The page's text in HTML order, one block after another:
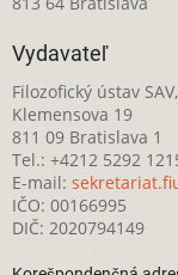
Vydavateľ
Filozofický ústav
Klemensova 19
811 09 Bratislava 1
Tel.: +4212 5292
E-mail:
IČO: 00166995
DIČ: 2020794149